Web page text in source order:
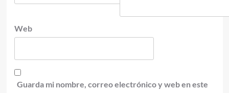
Web
Guarda mi nombre, correo electrónico y web en este